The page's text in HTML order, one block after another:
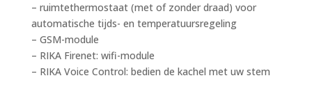
– ruimtethermostaat (met of zonder draad) voor
automatische tijds- en temperatuursregeling
– GSM-module
– RIKA Firenet: wifi-module
– RIKA Voice Control: bedien de kachel met uw stem